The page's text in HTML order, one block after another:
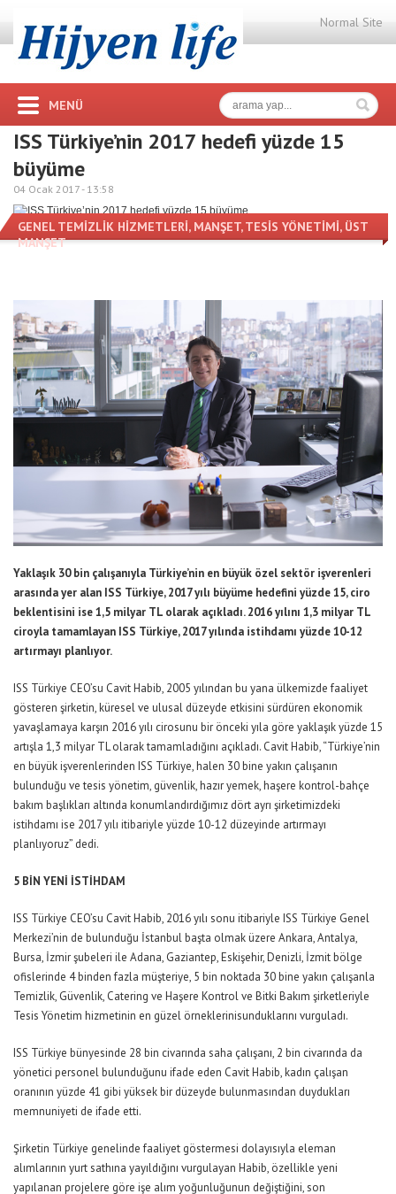
Normal Site
MENÜ
ISS Türkiye’nin 2017 hedefi yüzde 15
büyüme
04 Ocak 2017 - 13:58
GENEL TEMİZLİK HİZMETLERİ, MANŞET,TESİS YÖNETİMİ, ÜST
MANŞET
Yaklaşık 30 bin çalışanıyla Türkiye’nin en büyük özel sektör işverenleri
arasında yer alan ISS Türkiye, 2017 yılı büyüme hedefini yüzde 15, ciro
beklentisini ise 1,5 milyar TL olarak açıkladı. 2016 yılını 1,3 milyar TL
ciroyla tamamlayan ISS Türkiye, 2017 yılında istihdamı yüzde 10-12
artırmayı planlıyor.
ISS Türkiye CEO’su Cavit Habib, 2005 yılından bu yana ülkemizde faaliyet
gösteren şirketin, küresel ve ulusal düzeyde etkisini sürdüren ekonomik
yavaşlamaya karşın 2016 yılı cirosunu bir önceki yıla göre yaklaşık yüzde 15
artışla 1,3 milyar TL olarak tamamladığını açıkladı. Cavit Habib, “Türkiye’nin
en büyük işverenlerinden ISS Türkiye, halen 30 bine yakın çalışanın
bulunduğu ve tesis yönetim, güvenlik, hazır yemek, haşere kontrol-bahçe
bakım başlıkları altında konumlandırdığımız dört ayrı şirketimizdeki
istihdamı ise 2017 yılı itibariyle yüzde 10-12 düzeyinde artırmayı
planlıyoruz” dedi.
5 BİN YENİ İSTİHDAM
ISS Türkiye CEO’su Cavit Habib, 2016 yılı sonu itibariyle ISS Türkiye Genel
Merkezi’nin de bulunduğu İstanbul başta olmak üzere Ankara, Antalya,
Bursa, İzmir şubeleri ile Adana, Gaziantep, Eskişehir, Denizli, İzmit bölge
ofislerinde 4 binden fazla müşteriye, 5 bin noktada 30 bine yakın çalışanla
Temizlik, Güvenlik, Catering ve Haşere Kontrol ve Bitki Bakım şirketleriyle
Tesis Yönetim hizmetinin en güzel örneklerinisunduklarını vurguladı.
ISS Türkiye bünyesinde 28 bin civarında saha çalışanı, 2 bin civarında da
yönetici personel bulunduğunu ifade eden Cavit Habib, kadın çalışan
oranının yüzde 41 gibi yüksek bir düzeyde bulunmasından duydukları
memnuniyeti de ifade etti.
Şirketin Türkiye genelinde faaliyet göstermesi dolayısıyla eleman
alımlarının yurt sathına yayıldığını vurgulayan Habib, özellikle yeni
yapılanan projelere göre işe alım yoğunluğunun değiştiğini, son